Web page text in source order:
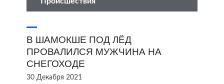
В ШАМОКШЕ ПОД ЛЁД
ПРОВАЛИЛСЯ МУЖЧИНА НА
СНЕГОХОДЕ
30 Декабря 2021